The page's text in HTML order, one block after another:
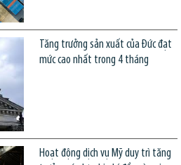
Tăng trưởng sản xuất của Đức đạt
mức cao nhất trong 4 tháng
Hoạt động dịch vụ Mỹ duy trì tăng